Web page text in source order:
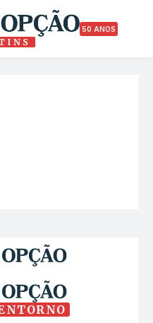
50 ANOS